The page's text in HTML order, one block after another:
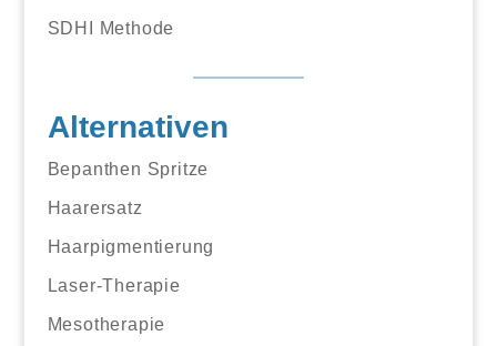
SDHI Methode
Alternativen
Bepanthen Spritze
Haarersatz
Haarpigmentierung
Laser-Therapie
Mesotherapie